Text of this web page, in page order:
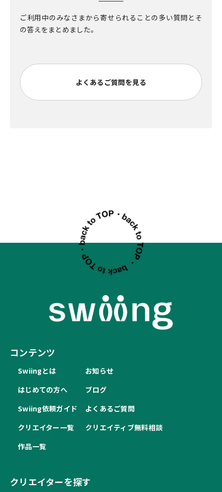
ご利用中のみなさまから寄せられることの多い質問とそ
の答えをまとめました。
よくあるご質問を見る
コンテンツ
Swiingとは
はじめての方へ
Swiing依頼ガイド
クリエイター一覧
作品一覧
お知らせ
ブログ
よくあるご質問
クリエイティブ無料相談
クリエイターを探す